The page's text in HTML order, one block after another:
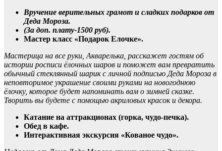
Вручение верительных грамот и сладких подарков от
Деда Мороза.
(За доп. плату-1500 руб).
Мастер класс «Подарок Елочке».
Мастерица на все руки, Акварелька, расскажет гостям об
истории росписи ёлочных шаров и поможет вам превратить
обычный стеклянный шарик с личной подписью Деда Мороза в
неповторимое украшение своими руками на новогоднюю
ёлочку, которое будет напоминать вам о зимней сказке.
Творить вы будете с помощью акриловых красок и декора.
Катание на аттракционах (горка, чудо-печка).
Обед в кафе.
Интерактивная экскурсия «Кованое чудо».